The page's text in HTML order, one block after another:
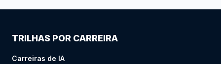
TRILHAS POR CARREIRA
Carreiras de IA